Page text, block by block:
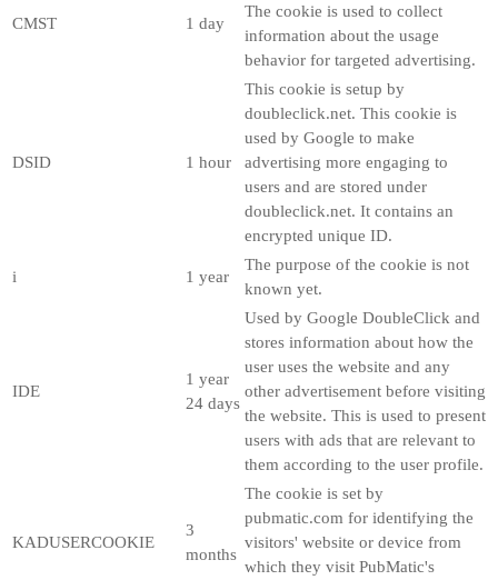
CMST 1 day
The cookie is used to collect
information about the usage
behavior for targeted advertising.
DSID 1 hour
This cookie is setup by
doubleclick.net. This cookie is
used by Google to make
advertising more engaging to
users and are stored under
doubleclick.net. It contains an
encrypted unique ID.
i 1 year
The purpose of the cookie is not
known yet.
IDE
1 year
24 days
Used by Google DoubleClick and
stores information about how the
user uses the website and any
other advertisement before visiting
the website. This is used to present
users with ads that are relevant to
them according to the user profile.
KADUSERCOOKIE
3
months
The cookie is set by
pubmatic.com for identifying the
visitors' website or device from
which they visit PubMatic's